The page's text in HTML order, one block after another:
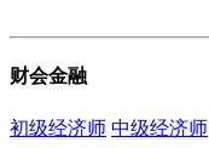
财会金融
初级经济师 中级经济师